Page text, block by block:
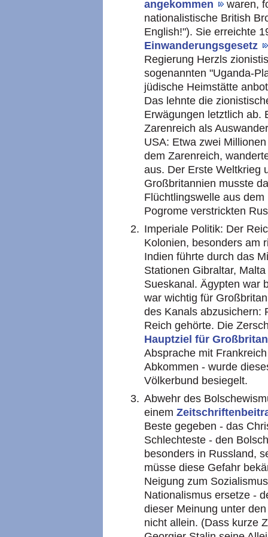
angekommen
waren,
nationalistische British
English!"). Sie erreichte
Einwanderungsgesetz
Regierung Herzls
sogenannten "Uganda-
jüdische Heimstätte
Das lehnte die
Erwägungen letztlich ab.
Zarenreich als
USA: Etwa zwei
dem Zarenreich,
aus. Der Erste Weltkrieg
Großbritannien musste
Flüchtlingswelle aus
Pogrome verstrickten
Imperiale Politik: Der
Kolonien, besonders am
Indien führte durch das
Stationen Gibraltar,
Sueskanal. Ägypten war
war wichtig für
des Kanals abzusichern:
Reich gehörte. Die
Hauptziel für
Absprache mit
Abkommen - wurde
Völkerbund besiegelt.
Abwehr des
einem
Beste gegeben - das
Schlechteste - den
besonders in Russland,
müsse diese Gefahr
Neigung zum
Nationalismus ersetze -
dieser Meinung unter
nicht allein. (Dass kurze